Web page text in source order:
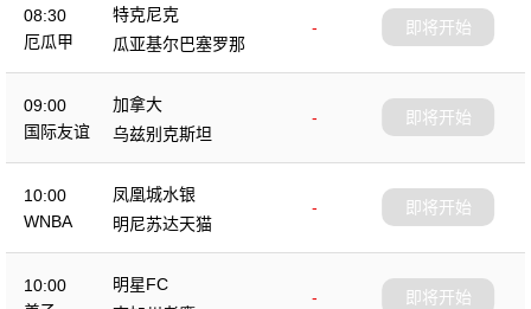
08:30
厄瓜甲
特克尼克
-
瓜亚基尔巴塞罗那
即将开始
09:00
国际友谊
加拿大
-
乌兹别克斯坦
即将开始
10:00
WNBA
凤凰城水银
-
明尼苏达天猫
即将开始
10:00
明星FC
-
即将开始